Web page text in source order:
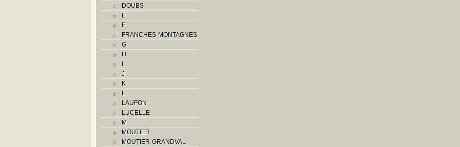
DOUBS
E
F
FRANCHES-MONTAGNES
G
H
I
J
K
L
LAUFON
LUCELLE
M
MOUTIER
MOUTIER-GRANDVAL